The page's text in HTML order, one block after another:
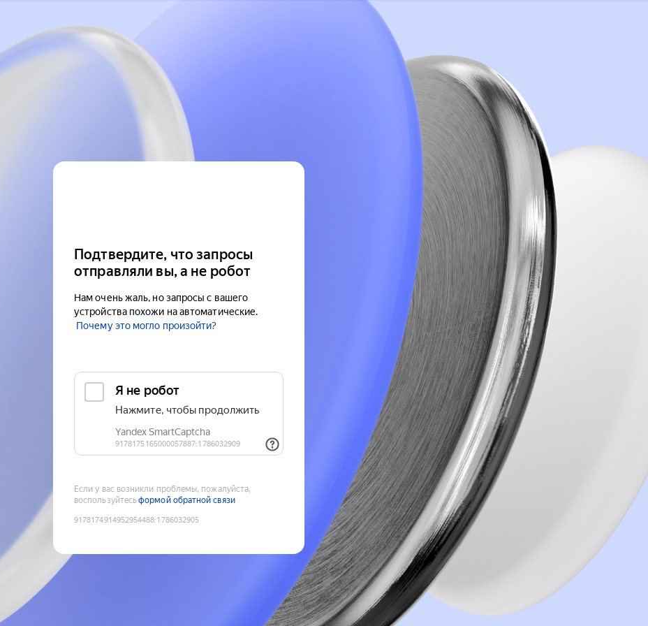
Подтвердите, что запросы
отправляли вы, а не робот
Нам очень жаль, но запросы с вашего
устройства похожи на автоматические.
Почему это могло произойти?
Если у вас возникли проблемы, пожалуйста,
воспользуйтесьформой обратной связи
9178174914952954488:1786032905